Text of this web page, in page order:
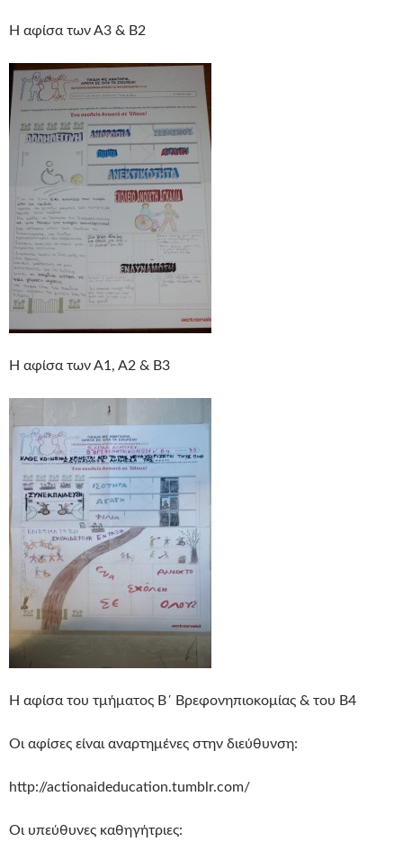
Η αφίσα των Α3 & Β2
Η αφίσα των Α1, Α2 & Β3
Η αφίσα του τμήματος Β΄ Βρεφονηπιοκομίας & του Β4
Οι αφίσες είναι αναρτημένες στην διεύθυνση:
http://actionaideducation.tumblr.com/
Οι υπεύθυνες καθηγήτριες: